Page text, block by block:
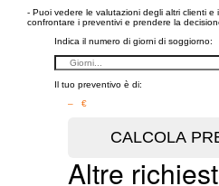
- Puoi vedere le valutazioni degli altri clienti
confrontare i preventivi e prendere la
Indica il numero di giorni di soggiorno:
Il tuo preventivo è di:
– €
Altre